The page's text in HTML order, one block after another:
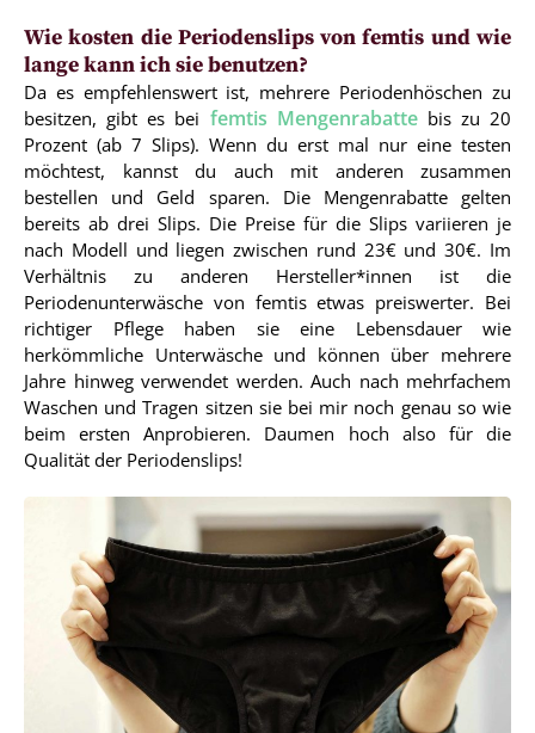
Wie kosten die Periodenslips von femtis und wie
lange kann ich sie benutzen?
Da es empfehlenswert ist, mehrere Periodenhöschen zu
besitzen, gibt es bei femtis Mengenrabattebis zu 20
Prozent (ab 7 Slips). Wenn du erst mal nur eine testen
möchtest, kannst du auch mit anderen zusammen
bestellen und Geld sparen. Die Mengenrabatte gelten
bereits ab drei Slips. Die Preise für die Slips variieren je
nach Modell und liegen zwischen rund 23€ und 30€. Im
Verhältnis zu anderen Hersteller*innen ist die
Periodenunterwäsche von femtis etwas preiswerter. Bei
richtiger Pflege haben sie eine Lebensdauer wie
herkömmliche Unterwäsche und können über mehrere
Jahre hinweg verwendet werden. Auch nach mehrfachem
Waschen und Tragen sitzen sie bei mir noch genau so wie
beim ersten Anprobieren. Daumen hoch also für die
Qualität der Periodenslips!